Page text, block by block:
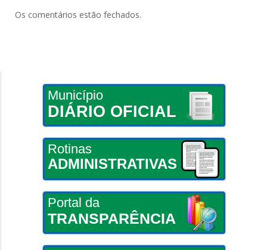
Os comentários estão fechados.
Município
DIÁRIO OFICIAL
Rotinas
ADMINISTRATIVAS
Portal da
TRANSPARÊNCIA